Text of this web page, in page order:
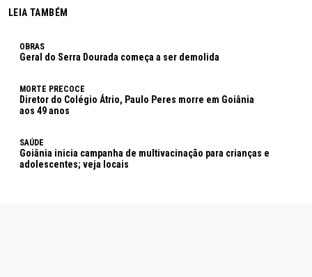
LEIA TAMBÉM
OBRAS
Geral do Serra Dourada começa a ser demolida
MORTE PRECOCE
Diretor do Colégio Átrio, Paulo Peres morre em Goiânia
aos 49 anos
SAÚDE
Goiânia inicia campanha de multivacinação para crianças e
adolescentes; veja locais